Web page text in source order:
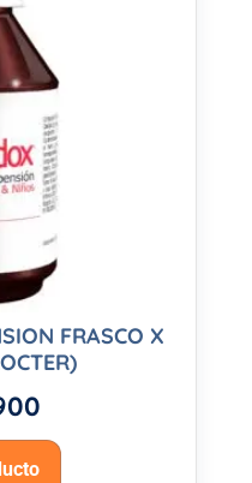
FRASCO X